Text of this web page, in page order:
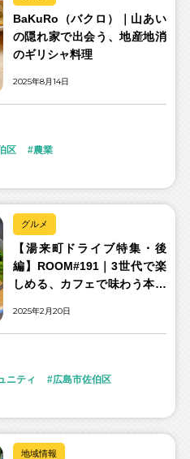
BaKuRo（バクロ）｜山あい
の隠れ家で出会う、地産地消
のギリシャ料理
2025年8月14日
区 農業
グルメ
【湯来町ドライブ特集・後
編】ROOM#191｜3世代で楽
しめる、カフェで味わう本格
2025年2月20日
ニティ
広島市佐伯区
地域情報